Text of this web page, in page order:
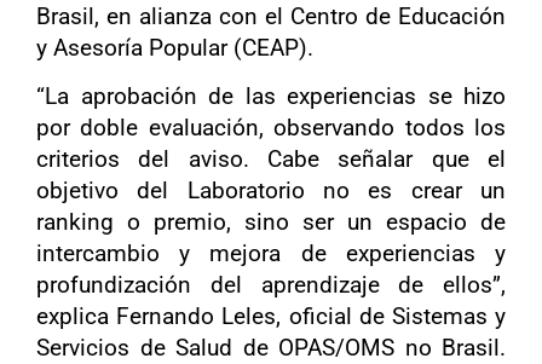
Brasil, en alianza con el Centro de Educación
y Asesoría Popular (CEAP).
“La aprobación de las experiencias se hizo
por doble evaluación, observando todos los
criterios del aviso. Cabe señalar que el
objetivo del Laboratorio no es crear un
ranking o premio, sino ser un espacio de
intercambio y mejora de experiencias y
profundización del aprendizaje de ellos”,
explica Fernando Leles, oficial de Sistemas y
Servicios de Salud de OPAS/OMS no Brasil.